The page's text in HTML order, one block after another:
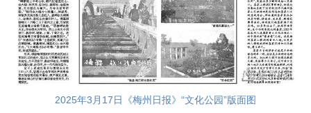
2025年3月17日《梅州日报》“文化公园”版面图